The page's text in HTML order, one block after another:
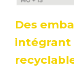
Des
intégrant